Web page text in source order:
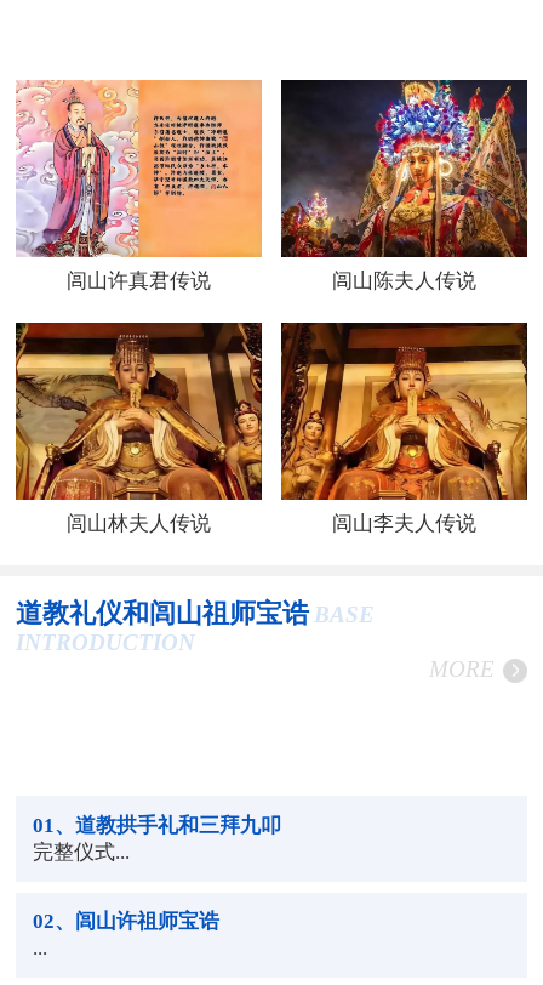
闾山许真君传说 闾山陈夫人传说
闾山林夫人传说 闾山李夫人传说
道教礼仪和闾山祖师宝诰 BASE
INTRODUCTION
MORE
01 、道教拱手礼和三拜九叩
完整仪式...
02、闾山许祖师宝诰
...